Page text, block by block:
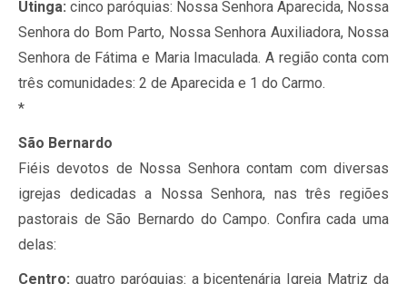
Utinga: cinco paróquias: Nossa Senhora Aparecida, Nossa
Senhora do Bom Parto, Nossa Senhora Auxiliadora, Nossa
Senhora de Fátima e Maria Imaculada. A região conta com
três comunidades: 2 de Aparecida e 1 do Carmo.
*
São Bernardo
Fiéis devotos de Nossa Senhora contam com diversas
igrejas dedicadas a Nossa Senhora, nas três regiões
pastorais de São Bernardo do Campo. Confira cada uma
delas:
Centro: quatro paróquias: a bicentenária Igreja Matriz da